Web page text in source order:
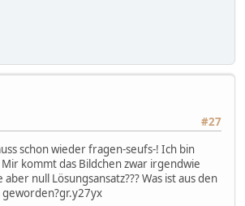
#27
schon wieder fragen-seufs-! Ich bin
kommt das Bildchen zwar irgendwie
null Lösungsansatz??? Was ist aus den